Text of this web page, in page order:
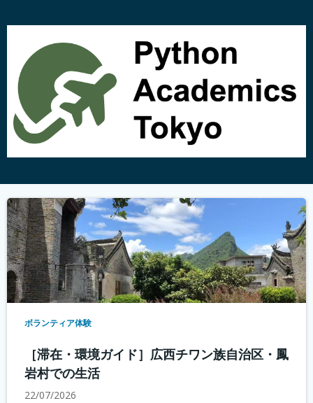
ン
ン
ツ
へ
キ
ッ
プ
ボランティア体験
［滞在・環境ガイド］広西チワン族自治区・鳳
岩村での生活
22/07/2026